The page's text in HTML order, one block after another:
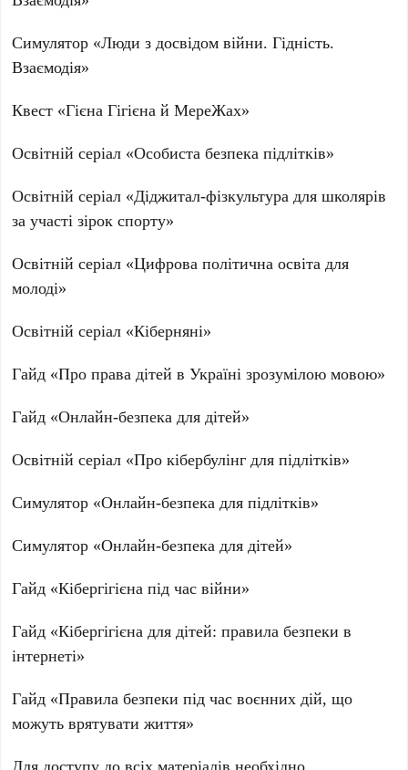
Симулятор «Люди з досвідом війни. Гідність.
Взаємодія»
Квест «Гієна Гігієна й МереЖах»
Освітній серіал «Особиста безпека підлітків»
Освітній серіал «Діджитал-фізкультура для школярів
за участі зірок спорту»
Освітній серіал «Цифрова політична освіта для
молоді»
Освітній серіал «Кіберняні»
Гайд «Про права дітей в Україні зрозумілою мовою»
Гайд «Онлайн-безпека для дітей»
Освітній серіал «Про кібербулінг для підлітків»
Симулятор «Онлайн-безпека для підлітків»
Симулятор «Онлайн-безпека для дітей»
Гайд «Кібергігієна під час війни»
Гайд «Кібергігієна для дітей: правила безпеки в
інтернеті»
Гайд «Правила безпеки під час воєнних дій, що
можуть врятувати життя»
Для доступу до всіх матеріалів необхідно